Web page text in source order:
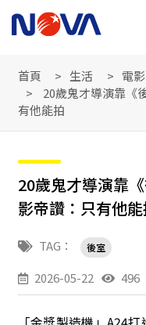
首頁 生活
電
20歲鬼才導演靠《
有他能拍
20歲鬼才導演靠
影帝讚：只有他
TAG： 後室
2026-05-22 496